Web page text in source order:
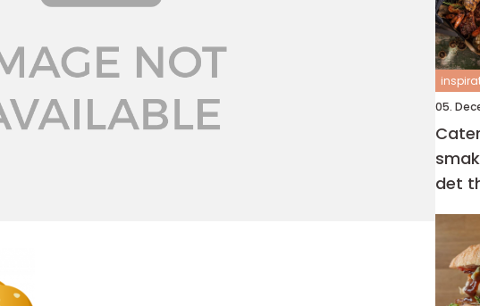
05.
det